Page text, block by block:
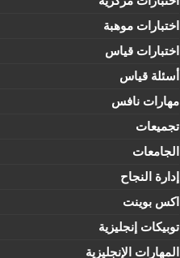
اختبارات موهبة
اختبارات قياس
أسئلة قياس
مهارات نافس
تجميعات
الجامعات
إدارة النجاح
اكس بوينت
توبيكات إنجليزية
المهارات الإنجليزية